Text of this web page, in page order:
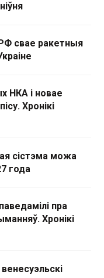
свае ракетныя
НКА і новае
Хронікі
сістэма можа
года
пра
Хронікі